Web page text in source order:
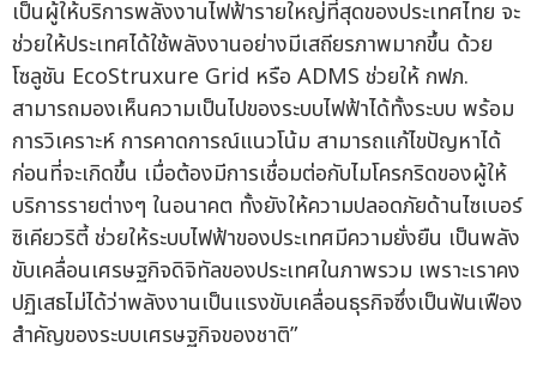
เป็นผู้ให้บริการพลังงานไฟฟ้ารายใหญ่ที่สุดของประเทศไทย จะ
ช่วยให้ประเทศได้ใช้พลังงานอย่างมีเสถียรภาพมากขึ้น ด้วย
โซลูชัน EcoStruxure Grid หรือ ADMS ช่วยให้ กฟภ.
สามารถมองเห็นความเป็นไปของระบบไฟฟ้าได้ทั้งระบบ พร้อม
การวิเคราะห์ การคาดการณ์แนวโน้ม สามารถแก้ไขปัญหาได้
ก่อนที่จะเกิดขึ้น เมื่อต้องมีการเชื่อมต่อกับไมโครกริดของผู้ให้
บริการรายต่างๆ ในอนาคต ทั้งยังให้ความปลอดภัยด้านไซเบอร์
ซิเคียวริตี้ ช่วยให้ระบบไฟฟ้าของประเทศมีความยั่งยืน เป็นพลัง
ขับเคลื่อนเศรษฐกิจดิจิทัลของประเทศในภาพรวม เพราะเราคง
ปฏิเสธไม่ได้ว่าพลังงานเป็นแรงขับเคลื่อนธุรกิจซึ่งเป็นฟันเฟือง
สำคัญของระบบเศรษฐกิจของชาติ”